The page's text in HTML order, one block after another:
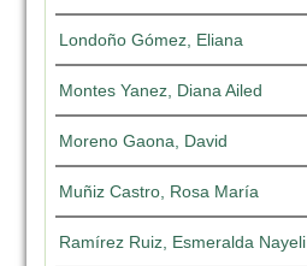
Londoño Gómez, Eliana
Montes Yanez, Diana Ailed
Moreno Gaona, David
Muñiz Castro, Rosa María
Ramírez Ruiz, Esmeralda Nayeli